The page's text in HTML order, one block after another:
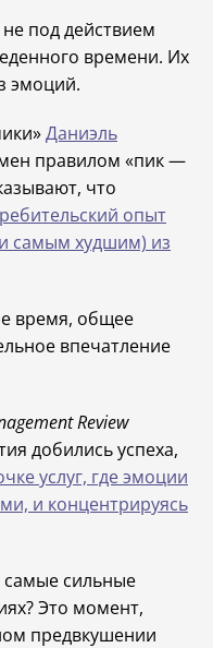
под действием
времени. Их
эмоций.
Даниэль
правилом «пик —
что
опыт
самым худшим) из
время, общее
впечатление
Review
добились успеха,
услуг, где эмоции
и концентрируясь
сильные
Это момент,
предвкушении